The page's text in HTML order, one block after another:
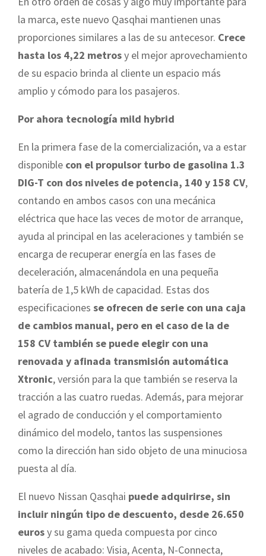
la marca, este nuevo Qasqhai mantienen unas
proporciones similares a las de su antecesor. Crece
hasta los 4,22 metrosy el mejor aprovechamiento
de su espacio brinda al cliente un espacio más
amplio y cómodo para los pasajeros.
Por ahora tecnología mild hybrid
En la primera fase de la comercialización, va a estar
disponible con el propulsor turbo de gasolina 1.3
DIG-T con dos niveles de potencia, 140 y 158 CV,
contando en ambos casos con una mecánica
eléctrica que hace las veces de motor de arranque,
ayuda al principal en las aceleraciones y también se
encarga de recuperar energía en las fases de
deceleración, almacenándola en una pequeña
batería de 1,5 kWh de capacidad. Estas dos
especificaciones se ofrecen de serie con una caja
de cambios manual, pero en el caso de la de
158 CV también se puede elegir con una
renovada y afinada transmisión automática
Xtronic, versión para la que también se reserva la
tracción a las cuatro ruedas. Además, para mejorar
el agrado de conducción y el comportamiento
dinámico del modelo, tantos las suspensiones
como la dirección han sido objeto de una minuciosa
puesta al día.
El nuevo Nissan Qasqhai puede adquirirse, sin
incluir ningún tipo de descuento, desde 26.650
eurosy su gama queda compuesta por cinco
niveles de acabado: Visia, Acenta, N-Connecta,